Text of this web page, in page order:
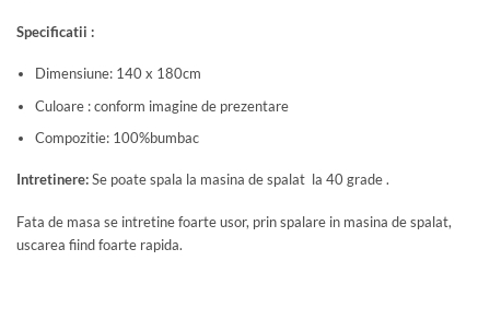
Specificatii :
Dimensiune: 140 x 180cm
Culoare : conform imagine de prezentare
Compozitie: 100%bumbac
Intretinere:Se poate spala la masina de spalat la 40 grade .
Fata de masa se intretine foarte usor, prin spalare in masina de spalat,
uscarea fiind foarte rapida.